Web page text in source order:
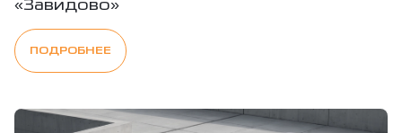
«Завидово»
ПОДРОБНЕЕ